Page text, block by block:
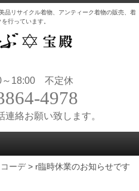
品リサイクル着物、アンティーク着物の販売、着
行っています。
～18:00 不定休
4978
絡お願い致します。
ーデ> r臨時休業のお知らせです